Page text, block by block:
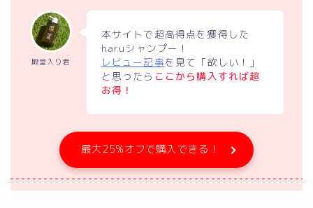
殿堂入り君
本サイトで超高得点を獲得した
haruシャンプー！
レビュー記事を見て「欲しい！」
と思ったら ここから購入すれば超
お得！
最大25%オフで購入できる！